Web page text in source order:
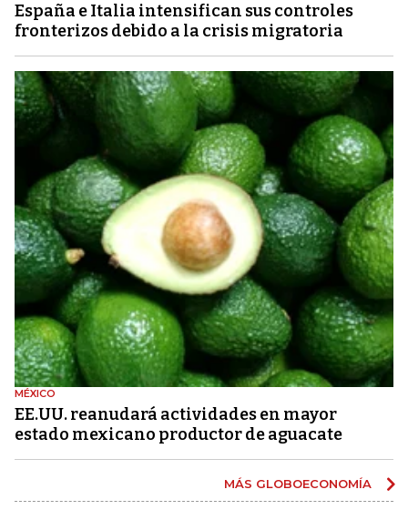
España e Italia intensifican sus controles
fronterizos debido a la crisis migratoria
MÉXICO
EE.UU. reanudará actividades en mayor
estado mexicano productor de aguacate
MÁS GLOBOECONOMÍA